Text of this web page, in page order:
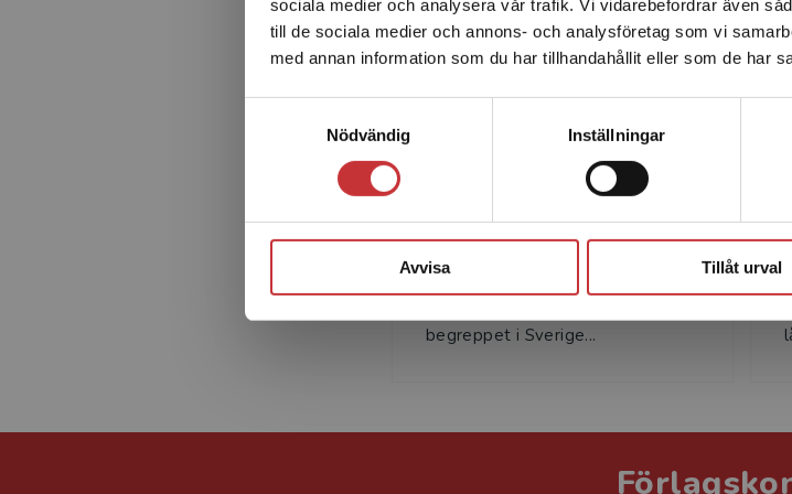
sociala medier och analysera vår trafik. Vi vidarebefordrar även
till de sociala medier och annons- och analysföretag som vi
med annan information som du har tillhandahållit eller som de har
Nödvändig
Inställningar
Avvisa Tillåt urval
enhet utanför Sverige. Vi erbjuder
Sverige. För att kunna slutföra ett
leveransadressen vara i Sverige.
Lena Kecklund
Lena Kecklund är filosofie doktor i
psykologi samt grundare och vd
begreppet i Sverige...